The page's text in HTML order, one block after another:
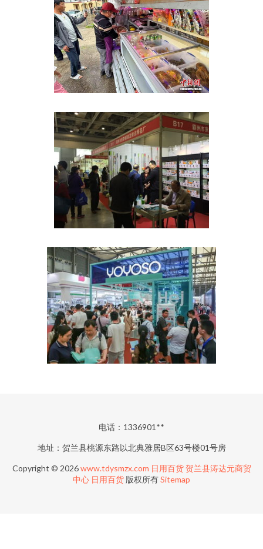
电话：1336901**
地址：贺兰县桃源东路以北典雅居B区63号楼01号房
Copyright © 2026www.tdysmzx.com 日用百货 贺兰县涛达元商贸
中心 日用百货 版权所有Sitemap